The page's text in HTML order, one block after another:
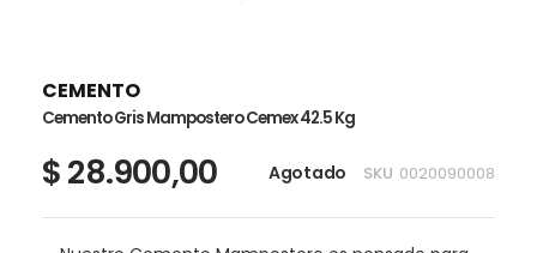
de
la
de
imágenes
CEMENTO
Cemento Gris Mampostero Cemex 42.5 Kg
$ 28.900,00 Agotado SKU 0020090008